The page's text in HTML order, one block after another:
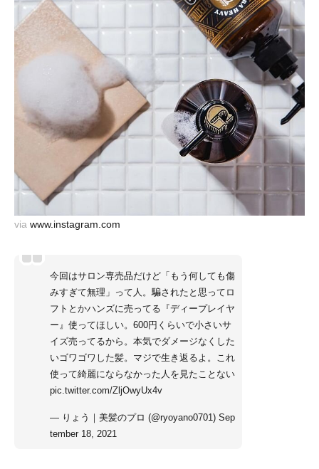
via www.instagram.com
今回はサロン専売品だけど「もう何しても傷
みすぎて無理」って人。騙されたと思ってロ
フトとかハンズに売ってる『ディープレイヤ
ー』使ってほしい。600円くらいで小さいサ
イズ売ってるから。本気でダメージなくした
いゴワゴワした髪。マジで生き返るよ。これ
使って綺麗にならなかった人を見たことない
pic.twitter.com/ZljOwyUx4v
— りょう｜美髪のプロ (@ryoyano0701) Sep
tember 18, 2021